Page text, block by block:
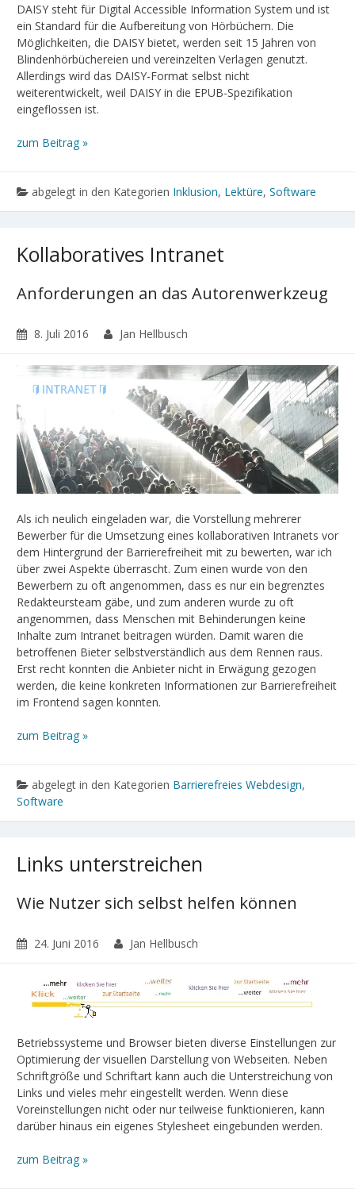
DAISY steht für Digital Accessible Information System und ist
ein Standard für die Aufbereitung von Hörbüchern. Die
Möglichkeiten, die DAISY bietet, werden seit 15 Jahren von
Blindenhörbüchereien und vereinzelten Verlagen genutzt.
Allerdings wird das DAISY-Format selbst nicht
weiterentwickelt, weil DAISY in die EPUB-Spezifikation
eingeflossen ist.
zum Beitrag »
abgelegt in den Kategorien Inklusion, Lektüre, Software
Kollaboratives Intranet
Anforderungen an das Autorenwerkzeug
8. Juli 2016 Jan Hellbusch
Als ich neulich eingeladen war, die Vorstellung mehrerer
Bewerber für die Umsetzung eines kollaborativen Intranets vor
dem Hintergrund der Barrierefreiheit mit zu bewerten, war ich
über zwei Aspekte überrascht. Zum einen wurde von den
Bewerbern zu oft angenommen, dass es nur ein begrenztes
Redakteursteam gäbe, und zum anderen wurde zu oft
angenommen, dass Menschen mit Behinderungen keine
Inhalte zum Intranet beitragen würden. Damit waren die
betroffenen Bieter selbstverständlich aus dem Rennen raus.
Erst recht konnten die Anbieter nicht in Erwägung gezogen
werden, die keine konkreten Informationen zur Barrierefreiheit
im Frontend sagen konnten.
zum Beitrag »
abgelegt in den Kategorien Barrierefreies Webdesign,
Software
Links unterstreichen
Wie Nutzer sich selbst helfen können
24. Juni 2016 Jan Hellbusch
Betriebssysteme und Browser bieten diverse Einstellungen zur
Optimierung der visuellen Darstellung von Webseiten. Neben
Schriftgröße und Schriftart kann auch die Unterstreichung von
Links und vieles mehr eingestellt werden. Wenn diese
Voreinstellungen nicht oder nur teilweise funktionieren, kann
darüber hinaus ein eigenes Stylesheet eingebunden werden.
zum Beitrag »